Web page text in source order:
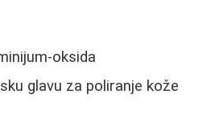
oksida
glavu za poliranje kože